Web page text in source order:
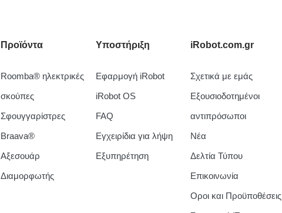
Προϊόντα
Roomba® ηλεκτρικές
σκούπες
Σφουγγαρίστρες
Braava®
Aξεσουάρ
Διαμορφωτής
Υποστήριξη
Εφαρμογή iRobot
iRobot OS
FAQ
Εγχειρίδια για λήψη
Εξυπηρέτηση
iRobot.com.gr
Σχετικά με εμάς
Εξουσιοδοτημένοι
αντιπρόσωποι
Νέα
Δελτία Τύπου
Επικοινωνία
Οροι και Προϋποθέσεις